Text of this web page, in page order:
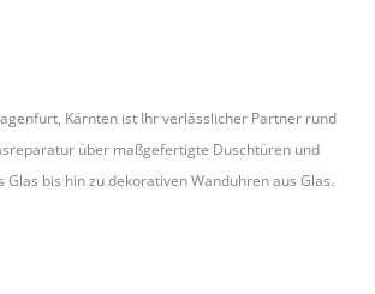
Kärnten ist Ihr verlässlicher Partner rund
über maßgefertigte Duschtüren und
Glas bis hin zu dekorativen Wanduhren aus Glas.